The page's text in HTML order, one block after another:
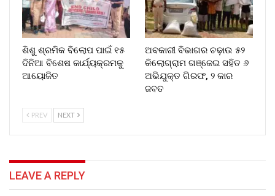
ଶିଶୁ ଶ୍ରମିକ ବିଲୋପ ପାଇଁ ୧୫
ଦିନିଆ ବିଶେଷ କାର୍ଯ୍ୟକ୍ରମକୁ
ଆୟୋଜିତ
ଅବକାରୀ ବିଭାଗର ଚଢ଼ାଉ ୫୨
କିଲୋଗ୍ରାମ ଗଞ୍ଜେଇ ସହିତ ୬
ଅଭିଯୁକ୍ତ ଗିରଫ, ୨ କାର
ଜବତ
PREV NEXT
LEAVE A REPLY